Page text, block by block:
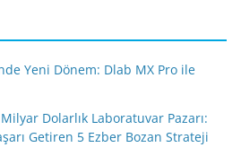
Yeni Dönem: Dlab MX Pro ile
Dolarlık Laboratuvar Pazarı:
Getiren 5 Ezber Bozan Strateji